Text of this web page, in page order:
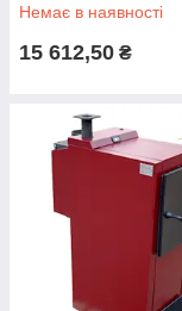
Немає в наявності
15 612,50 ₴